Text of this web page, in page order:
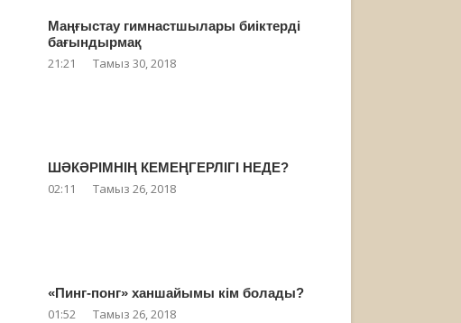
Маңғыстау гимнастшылары биіктерді
бағындырмақ
21:21 Тамыз 30, 2018
ШӘКӘРІМНІҢ КЕМЕҢГЕРЛІГІ НЕДЕ?
02:11 Тамыз 26, 2018
«Пинг-понг» ханшайымы кім болады?
01:52 Тамыз 26, 2018